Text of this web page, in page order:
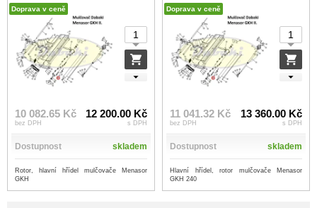
Doprava v ceně
10 082.65 Kč
bez DPH
12 200.00 Kč
s DPH
Dostupnost skladem
Rotor, hlavní hřídel mulčovače Menasor
GKH
Doprava v ceně
11 041.32 Kč
bez DPH
13 360.00 Kč
s DPH
Dostupnost skladem
Hlavní hřídel, rotor mulčovače Menasor
GKH 240